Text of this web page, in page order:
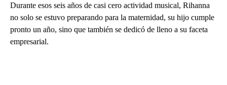
Durante esos seis años de casi cero actividad musical, Rihanna
no solo se estuvo preparando para la maternidad, su hijo cumple
pronto un año, sino que también se dedicó de lleno a su faceta
empresarial.